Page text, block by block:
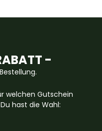
-
welchen Gutschein
hast die Wahl: